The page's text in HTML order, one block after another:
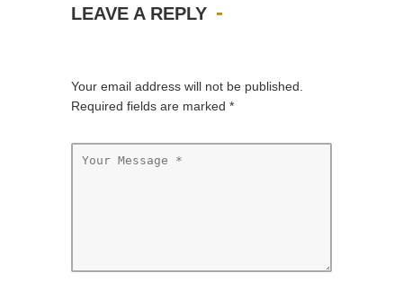
LEAVE A REPLY
Your email address will not be published.
Required fields are marked *